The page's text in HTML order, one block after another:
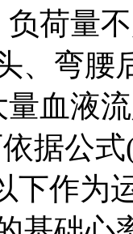
负荷量
、弯腰
量血液
公式
下作为